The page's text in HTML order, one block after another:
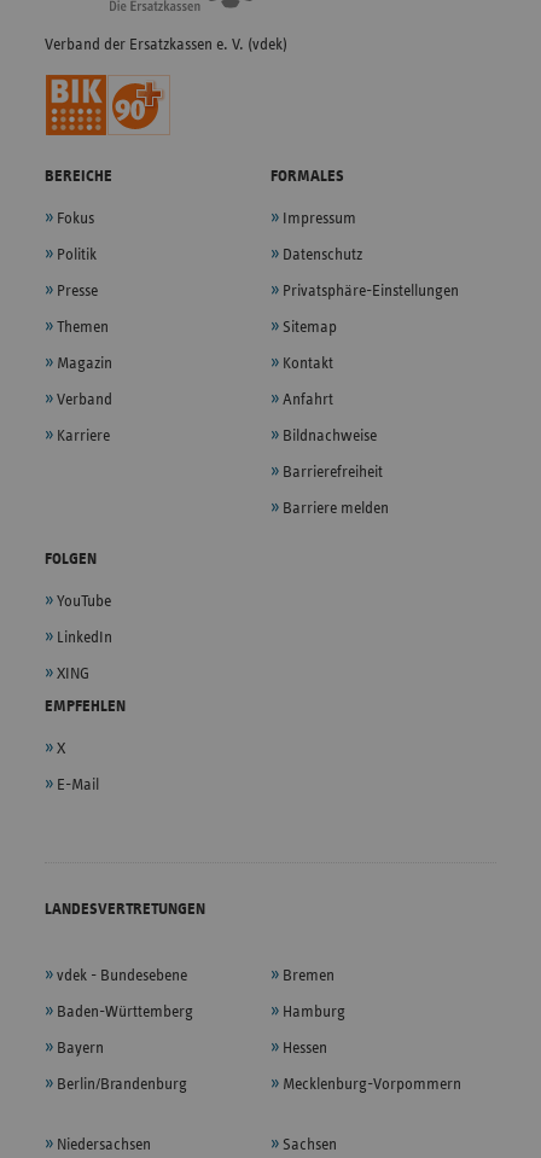
Verband der Ersatzkassen e. V. (vdek)
BEREICHE
Fokus
Politik
Presse
Themen
Magazin
Verband
Karriere
FORMALES
Impressum
Datenschutz
Privatsphäre-Einstellungen
Sitemap
Kontakt
Anfahrt
Bildnachweise
Barrierefreiheit
Barriere melden
FOLGEN
YouTube
LinkedIn
XING
EMPFEHLEN
X
E-Mail
LANDESVERTRETUNGEN
vdek - Bundesebene
Baden-Württemberg
Bayern
Berlin/Brandenburg
Bremen
Hamburg
Hessen
Mecklenburg-Vorpommern
Niedersachsen Sachsen